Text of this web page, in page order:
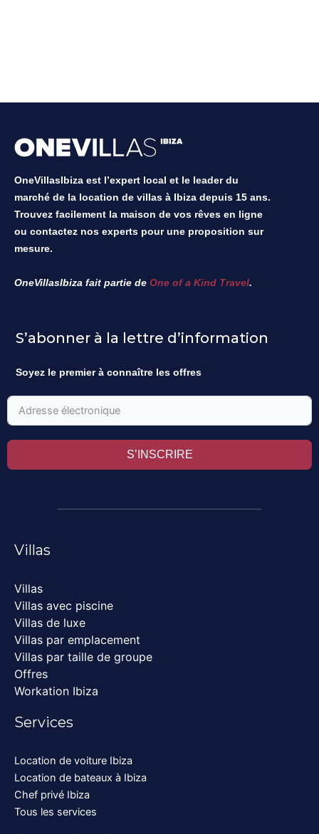
OneVillasIbiza est l’expert local et le leader du
marché de la location de villas à Ibiza depuis 15 ans.
Trouvez facilement la maison de vos rêves en ligne
ou contactez nos experts pour une proposition sur
mesure.
OneVillasIbiza fait partie de One of a Kind Travel.
S’abonner à la lettre d’information
Soyez le premier à connaître les offres
S’INSCRIRE
Villas
Villas
Villas avec piscine
Villas de luxe
Villas par emplacement
Villas par taille de groupe
Offres
Workation Ibiza
Services
Location de voiture Ibiza
Location de bateaux à Ibiza
Chef privé Ibiza
Tous les services